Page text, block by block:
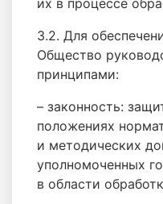
их в процессе
3.2. Для
Общество
принципами:
– законность:
положениях
и методических
уполномоченных
в области